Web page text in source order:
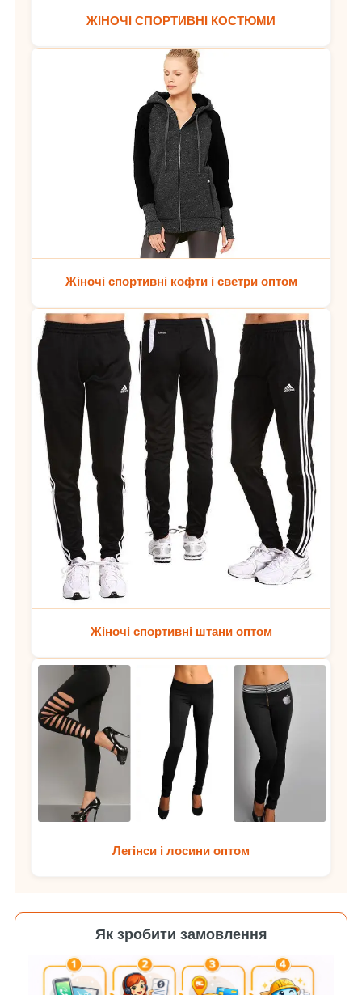
ЖІНОЧІ СПОРТИВНІ КОСТЮМИ
Жіночі спортивні кофти і светри оптом
Жіночі спортивні штани оптом
Легінси і лосини оптом
Як зробити замовлення